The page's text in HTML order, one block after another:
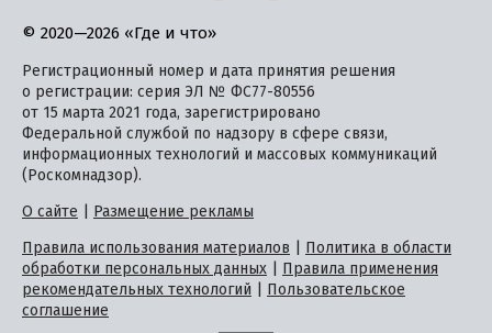
© 2020—2026 «Где и что»
Регистрационный номер и дата принятия решения
о регистрации: серия ЭЛ № ФС77-80556
от 15 марта 2021 года, зарегистрировано
Федеральной службой по надзору в сфере связи,
информационных технологий и массовых коммуникаций
(Роскомнадзор).
О сайте
Размещение рекламы
Правила использования материалов
Политика в области
обработки персональных данных
Правила применения
рекомендательных технологий
Пользовательское
соглашение